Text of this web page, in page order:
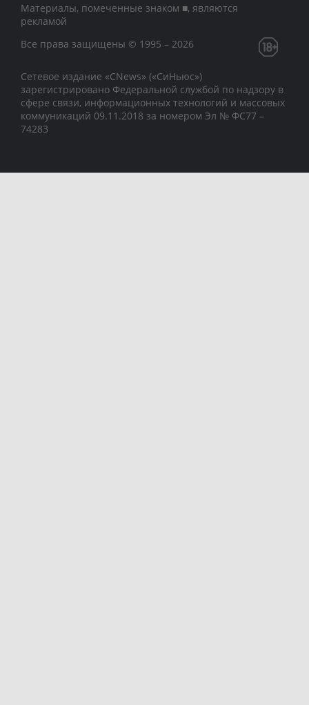
Материалы, помеченные знаком ■, являются
рекламой
Все права защищены © 1995 – 2026
Сетевое издание «CNews» («СиНьюс»)
зарегистрировано Федеральной службой по надзору в
сфере связи, информационных технологий и массовых
коммуникаций 09.11.2018 за номером Эл № ФС77 –
74283